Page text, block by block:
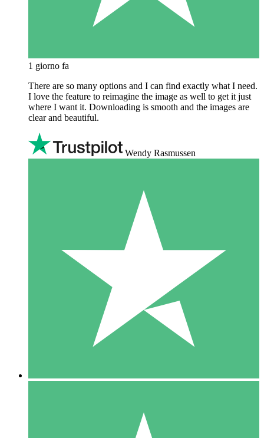
1 giorno fa
There are so many options and I can find exactly what I need.
I love the feature to reimagine the image as well to get it just
where I want it. Downloading is smooth and the images are
clear and beautiful.
Wendy Rasmussen